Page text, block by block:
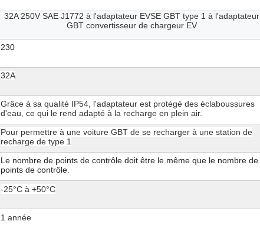
32A 250V SAE J1772 à l'adaptateur EVSE GBT type 1 à l'adaptateur
GBT convertisseur de chargeur EV
230
32A
Grâce à sa qualité IP54, l'adaptateur est protégé des éclaboussures
d'eau, ce qui le rend adapté à la recharge en plein air.
Pour permettre à une voiture GBT de se recharger à une station de
recharge de type 1
Le nombre de points de contrôle doit être le même que le nombre de
points de contrôle.
-25°C à +50°C
1 année